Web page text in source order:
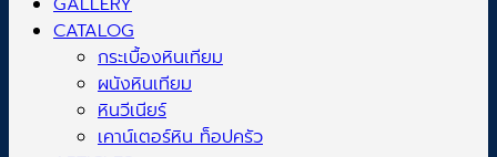
CATALOG
กระเบื้องหินเทียม
ผนังหินเทียม
หินวีเนียร์
เคาน์เตอร์หิน ท็อปครัว